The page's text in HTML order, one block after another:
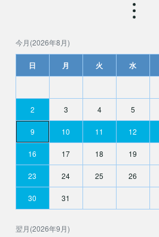
今月(2026年8月)
日 月 火 水
2 3 4 5
9 10 11 12
16 17 18 19
23 24 25 26
30 31
翌月(2026年9月)